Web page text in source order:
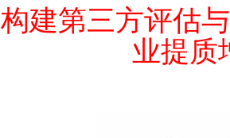
构建第三方评估
业提质